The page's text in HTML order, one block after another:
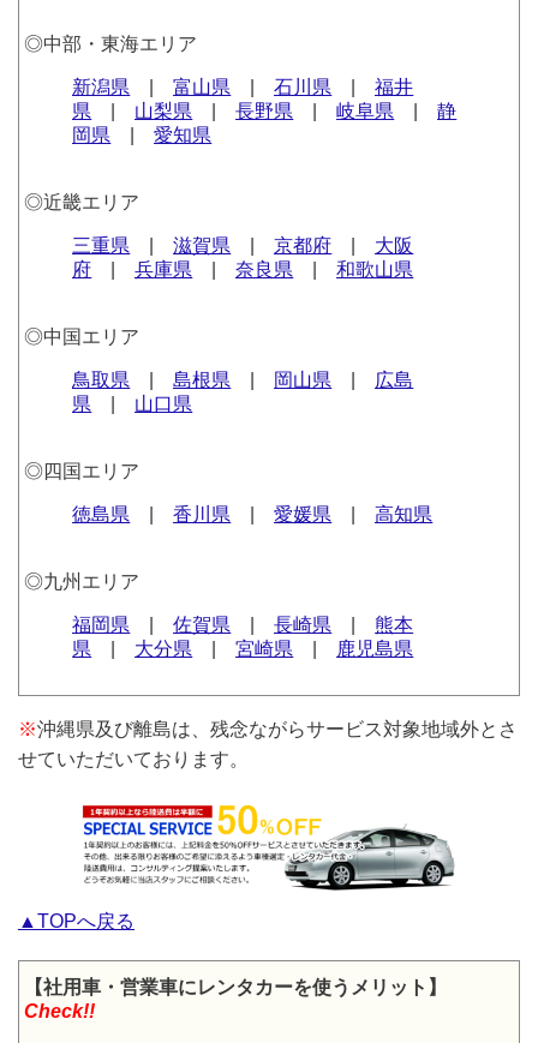
◎中部・東海エリア
新潟県 |富山県 |石川県 |福井
県
山梨県 |長野県 |岐阜県 |静
岡県 |愛知県
◎近畿エリア
三重県 |滋賀県 |京都府
大阪
府 |兵庫県 |奈良県 |和歌山県
◎中国エリア
鳥取県 |島根県 岡山県
広島
県
山口県
◎四国エリア
徳島県 |香川県 |愛媛県 |高知県
◎九州エリア
福岡県 |佐賀県 |長崎県 |熊本
県
大分県 |宮崎県 鹿児島県
※沖縄県及び離島は、残念ながらサービス対象地域外とさ
せていただいております。
▲TOPへ戻る
【社用車・営業車にレンタカーを使うメリット】
Check!!